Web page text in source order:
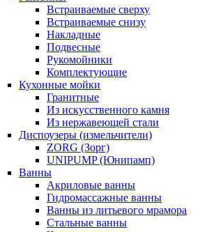
Встраиваемые сверху
Встраиваемые снизу
Накладные
Подвесные
Рукомойники
Комплектующие
Кухонные мойки
Гранитные
Из искусственного камня
Из нержавеющей стали
Диспоузеры (измельчители)
ZORG (Зорг)
UNIPUMP (Юнипамп)
Ванны
Акриловые ванны
Гидромассажные ванны
Ванны из литьевого мрамора
Стальные ванны